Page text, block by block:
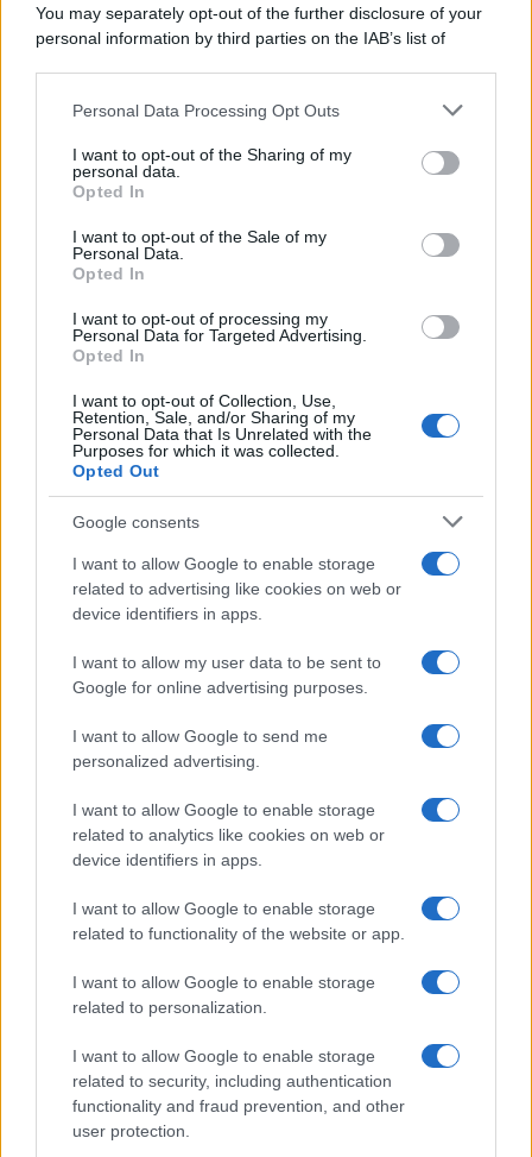
You may separately opt-out of the further disclosure of your
personal information by third parties on the IAB’s list of
This information may also be disclosed by us to third parties
disclose it to other third parties.
Please note that this website/app uses one or more Google
services and may gather and store information including but
not limited to your visit or usage behaviour. You may click to
grant or deny consent to Google and its third-party tags to
consent section.
Personal Data Processing Opt Outs
I want to opt-out of the Sharing of my
personal data.
Opted In
I want to opt-out of the Sale of my
Personal Data.
Opted In
I want to opt-out of processing my
Personal Data for Targeted Advertising.
Opted In
I want to opt-out of Collection, Use,
Retention, Sale, and/or Sharing of my
Personal Data that Is Unrelated with the
Purposes for which it was collected.
Opted Out
Google consents
I want to allow Google to enable storage
related to advertising like cookies on web or
device identifiers in apps.
I want to allow my user data to be sent to
Google for online advertising purposes.
I want to allow Google to send me
personalized advertising.
I want to allow Google to enable storage
related to analytics like cookies on web or
device identifiers in apps.
I want to allow Google to enable storage
related to functionality of the website or app.
I want to allow Google to enable storage
related to personalization.
I want to allow Google to enable storage
related to security, including authentication
functionality and fraud prevention, and other
user protection.
Cineverse Magazine
SecondHomeMagazine
Francia
Investieren24
News Hub UK
Lgbtq News
Investeren 24
NL Newz